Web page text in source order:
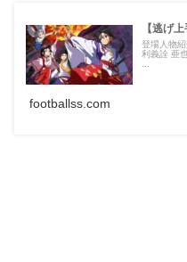
【逃げ
登場人物
利義詮 亜
footballss.com